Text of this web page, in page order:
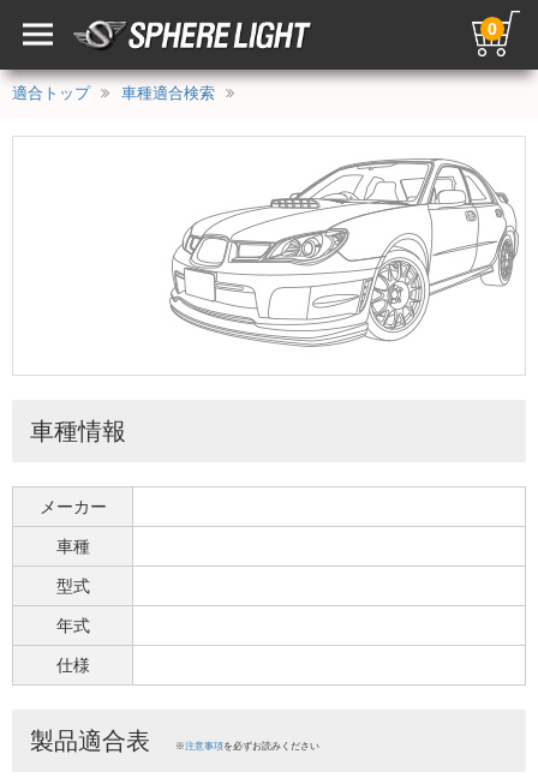
0
適合トップ 車種適合検索
車種情報
メーカー
車種
型式
年式
仕様
製品適合表 ※注意事項を必ずお読みください